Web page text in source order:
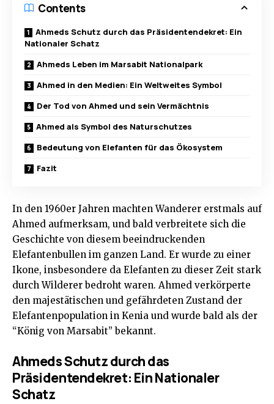
Contents
Ahmeds Schutz durch das Präsidentendekret: Ein
Nationaler Schatz
Ahmeds Leben im Marsabit Nationalpark
Ahmed in den Medien: Ein Weltweites Symbol
Der Tod von Ahmed und sein Vermächtnis
Ahmed als Symbol des Naturschutzes
Bedeutung von Elefanten für das Ökosystem
Fazit
In den 1960er Jahren machten Wanderer erstmals auf
Ahmed aufmerksam, und bald verbreitete sich die
Geschichte von diesem beeindruckenden
Elefantenbullen im ganzen Land. Er wurde zu einer
Ikone, insbesondere da Elefanten zu dieser Zeit stark
durch Wilderer bedroht waren. Ahmed verkörperte
den majestätischen und gefährdeten Zustand der
Elefantenpopulation in Kenia und wurde bald als der
“König von Marsabit” bekannt.
Ahmeds Schutz durch das
Präsidentendekret: Ein Nationaler
Schatz